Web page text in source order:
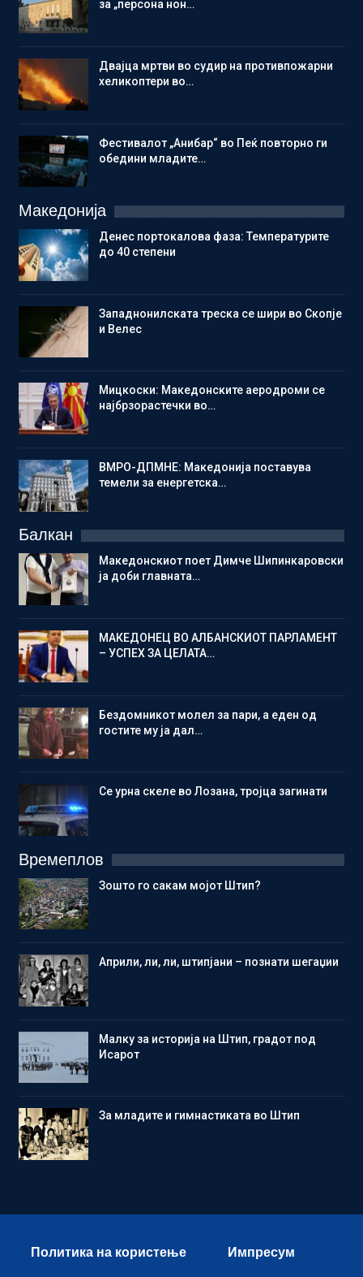
за „персона нон…
Двајца мртви во судир на противпожарни
хеликоптери во…
Фестивалот „Анибар“ во Пеќ повторно ги
обедини младите…
Македонија
Денес портокалова фаза: Температурите
до 40 степени
Западнонилската треска се шири во Скопје
и Велес
Мицкоски: Македонските аеродроми се
најбрзорастечки во…
ВМРО-ДПМНЕ: Македонија поставува
темели за енергетска…
Балкан
Македонскиот поет Димче Шипинкаровски
ја доби главната…
МАКЕДОНЕЦ ВО АЛБАНСКИОТ ПАРЛАМЕНТ
– УСПЕХ ЗА ЦЕЛАТА…
Бездомникот молел за пари, а еден од
гостите му ја дал…
Се урна скеле во Лозана, тројца загинати
Времеплов
Зошто го сакам мојот Штип?
Aприли, ли, ли, штипјани – познати шегаџии
Малку за историја на Штип, градот под
Исарот
Зa младите и гимнастиката во Штип
Политика на користење Импресум